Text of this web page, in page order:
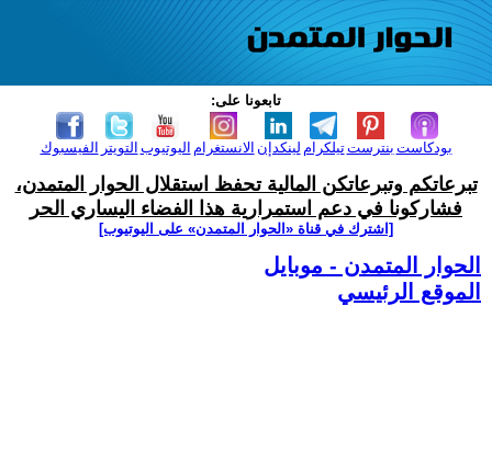
تابعونا على:
الفيسبوك التويتر اليوتيوب الانستغرام لينكدإن تيلكرامبنترست بودكاست
تبرعاتكم وتبرعاتكن المالية تحفظ استقلال الحوار المتمدن،
فشاركونا في دعم استمرارية هذا الفضاء اليساري الحر
[اشترك في قناة ‫«الحوار المتمدن» على اليوتيوب]
الحوار المتمدن - موبايل
الموقع الرئيسي